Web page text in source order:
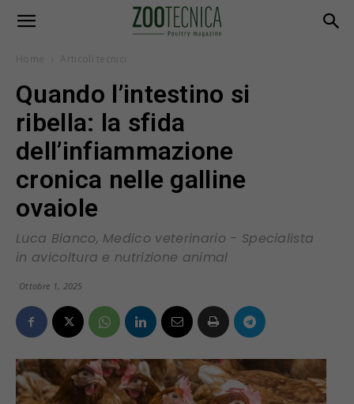
Home Articoli tecnici
Quando l’intestino si
ribella: la sfida
dell’infiammazione
cronica nelle galline
ovaiole
Luca Bianco, Medico veterinario - Specialista
in avicoltura e nutrizione animal
Ottobre 1, 2025